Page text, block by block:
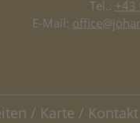
Tel.: +43
E-Mail:
/ Karte / Kontakt